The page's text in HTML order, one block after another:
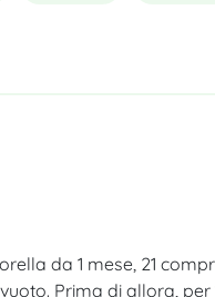
da 1 mese, 21
Prima di allora, per